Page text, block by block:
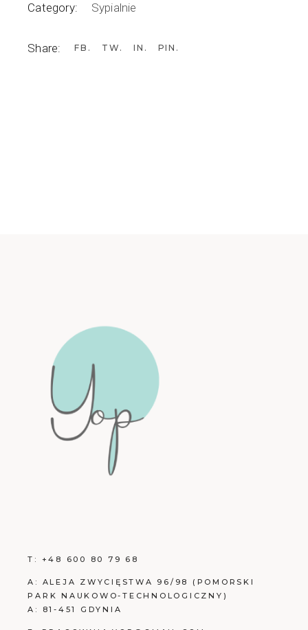
Category:
Sypialnie
Share: FB TW IN PIN
T: +48 600 80 79 68
A: ALEJA ZWYCIĘSTWA 96/98 (POMORSKI
PARK NAUKOWO-TECHNOLOGICZNY)
A:
81-451 GDYNIA